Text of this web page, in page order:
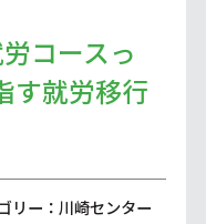
コースっ
す就労移行
リー：川崎センター